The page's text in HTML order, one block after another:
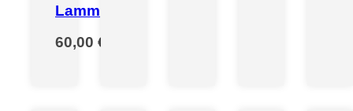
Lamm
60,00 €